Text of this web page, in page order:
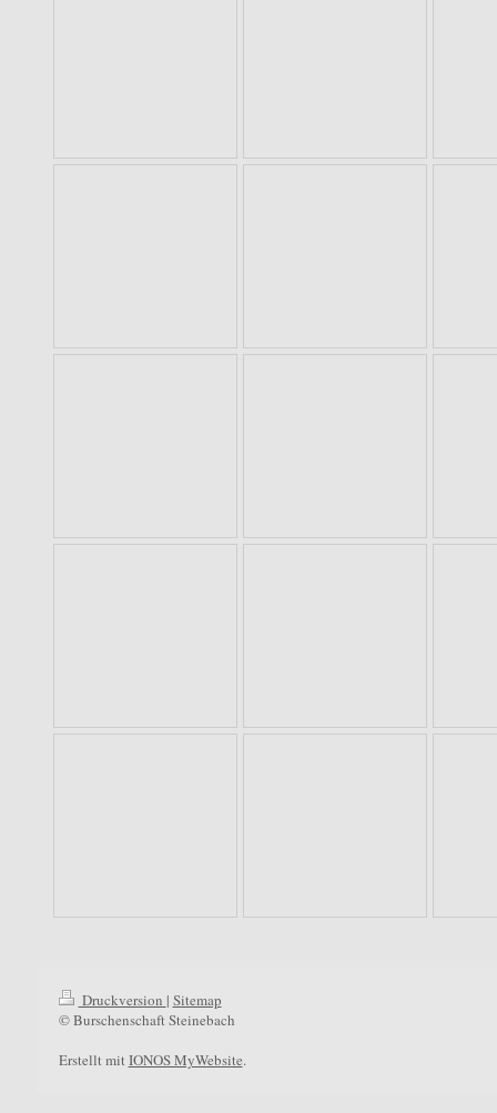
Druckversion | Sitemap
© Burschenschaft Steinebach
Erstellt mitIONOS MyWebsite.